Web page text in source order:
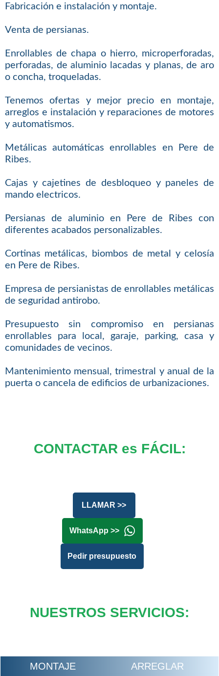
Fabricación e instalación y montaje.
Venta de persianas.
Enrollables de chapa o hierro, microperforadas,
perforadas, de aluminio lacadas y planas, de aro
o concha, troqueladas.
Tenemos ofertas y mejor precio en montaje,
arreglos e instalación y reparaciones de motores
y automatismos.
Metálicas automáticas enrollables en Pere de
Ribes.
Cajas y cajetines de desbloqueo y paneles de
mando electricos.
Persianas de aluminio en Pere de Ribes con
diferentes acabados personalizables.
Cortinas metálicas, biombos de metal y celosía
en Pere de Ribes.
Empresa de persianistas de enrollables metálicas
de seguridad antirobo.
Presupuesto sin compromiso en persianas
enrollables para local, garaje, parking, casa y
comunidades de vecinos.
Mantenimiento mensual, trimestral y anual de la
puerta o cancela de edificios de urbanizaciones.
CONTACTAR es FÁCIL:
LLAMAR >>
WhatsApp >>
Pedir presupuesto
NUESTROS SERVICIOS:
MONTAJE
ARREGLAR